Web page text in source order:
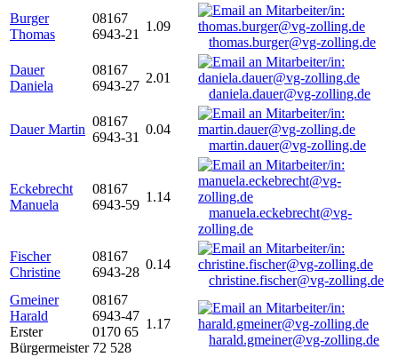
Burger
Thomas
08167
6943-21
1.09
thomas.burger@vg-zolling.de
Dauer
Daniela
08167
6943-27
2.01
daniela.dauer@vg-zolling.de
Dauer Martin
08167
6943-31
0.04
martin.dauer@vg-zolling.de
Eckebrecht
Manuela
08167
6943-59
1.14
manuela.eckebrecht@vg-
zolling.de
Fischer
Christine
08167
6943-28
0.14
christine.fischer@vg-zolling.de
Gmeiner
Harald
Erster
Bürgermeister
08167
6943-47
0170 65
72 528
1.17
harald.gmeiner@vg-zolling.de